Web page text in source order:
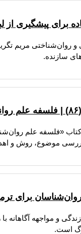
برای پیشگیری از
و روان‌شناختی مریم
سازنده.
«فلسفه علم
موضوع، روش و
برای
و مواجهه
است.